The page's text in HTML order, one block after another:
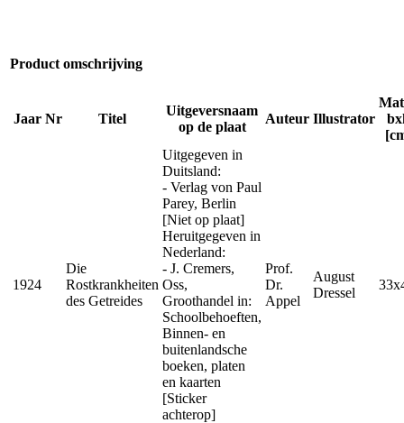
Product omschrijving
Jaar Nr Titel
Uitgeversnaam
op de plaat
Auteur Illustrator
1924
Die
Rostkrankheiten
des Getreides
Uitgegeven in
Duitsland:
- Verlag von Paul
Parey, Berlin
[Niet op plaat]
Heruitgegeven in
Nederland:
- J. Cremers,
Oss,
Groothandel in:
Schoolbehoeften,
Binnen- en
buitenlandsche
boeken, platen
en kaarten
[Sticker
achterop]
Prof.
Dr.
Appel
August
Dressel